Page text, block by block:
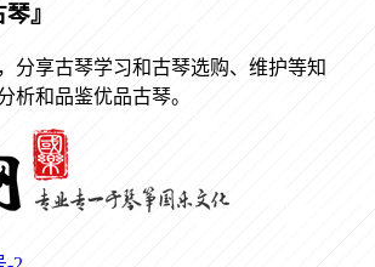
』
分享古琴学习和古琴选购、维护等知
析和品鉴优品古琴。